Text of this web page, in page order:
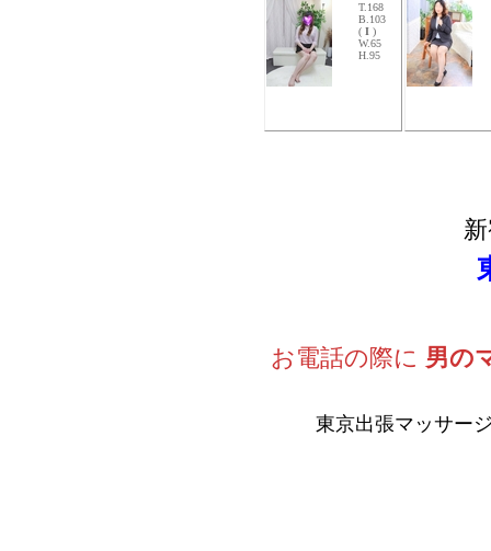
T.168
B.103
( I )
W.65
H.95
お電話の際に 男の
東京出張マッサー